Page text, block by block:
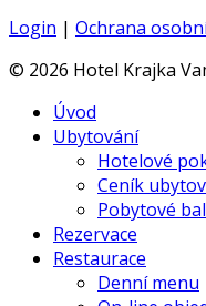
Login | Ochrana
© 2026 Hotel Krajka
Úvod
Ubytování
Hotelové
Ceník
Pobytové
Rezervace
Restaurace
Denní menu